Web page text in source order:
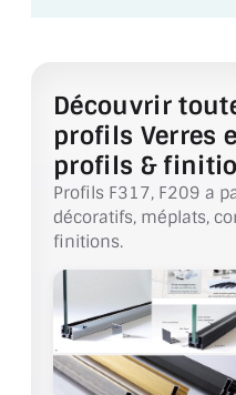
VERRE FEUILLETÉ
VERRE ANTI-REFLET
VERRE LAQUÉ/
DALLE DE SOL EN
PORTE EN VERRE
Découvrir
profils Verres
profils &
Profils F317, F209 a
décoratifs, méplats,
finitions.